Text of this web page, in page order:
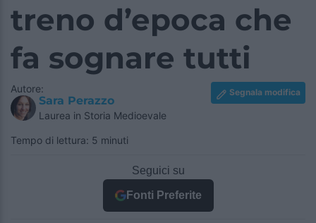
treno d’epoca che
fa sognare tutti
Autore:
Sara Perazzo
Laurea in Storia Medioevale
Segnala modifica
Tempo di lettura: 5 minuti
Seguici su
Fonti Preferite